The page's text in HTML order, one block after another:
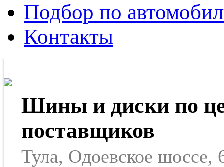
Подбор по
Контакты
Шины и диски по
поставщиков
Тула, Одоевское шоссе,